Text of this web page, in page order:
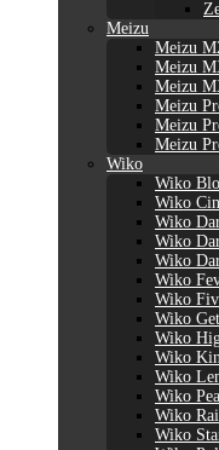
Meizu
Meizu
Meizu
Meizu
Meizu
Meizu
Meizu
Wiko
Wiko
Wiko
Wiko
Wiko
Wiko
Wiko
Wiko
Wiko
Wiko
Wiko
Wiko
Wiko
Wiko
Wiko